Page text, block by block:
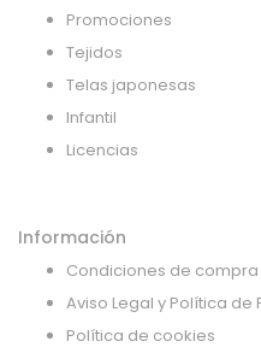
Promociones
Tejidos
Telas japonesas
Infantil
Licencias
Información
Condiciones de compra
Aviso Legal y Política de
Política de cookies